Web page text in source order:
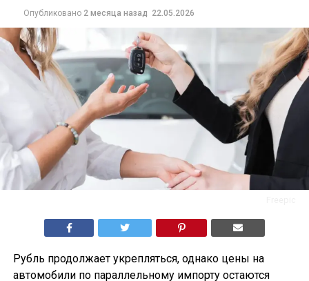
Опубликовано 2 месяца назад 22.05.2026
Рубль продолжает укрепляться, однако цены на
автомобили по параллельному импорту остаются